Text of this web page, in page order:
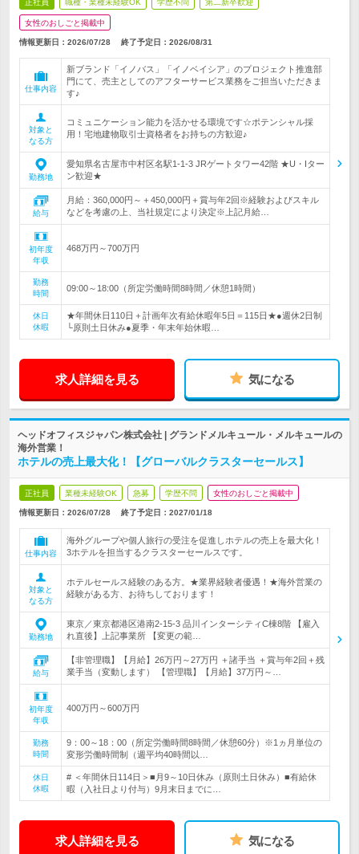
正社員 職種・業種未経験OK 学歴不問 第二新卒歓迎
女性のおしごと掲載中
情報更新日：2026/07/28 終了予定日： 2026/08/31
仕事内容
新ブランド「イノバス」「イノベイシア」のプロジェクト推進部
門にて、売主としてのアフターサービス業務をご担当いただきま
す♪
対象と
なる方
コミュニケーション能力を活かせる環境です☆ポテンシャル採
用！宅地建物取引士資格者をお持ちの方歓迎♪
勤務地
愛知県名古屋市中村区名駅1-1-3 JRゲートタワー42階 ★U・Iター
ン歓迎★
給与
月給：360,000円～＋450,000円＋賞与年2回※経験およびスキル
などを考慮の上、当社規定により決定※上記月給…
初年度
年収
468万円～700万円
勤務
時間
09:00～18:00（所定労働時間8時間／休憩1時間）
休日
休暇
★年間休日110日＋計画年次有給休暇年5日＝115日★●週休2日制
└原則土日休み●夏季・年末年始休暇…
求人詳細を見る 気になる
ヘッドオフィスジャパン株式会社 | グランドメルキュール・メルキュールの
海外営業！
ホテルの売上最大化！【グローバルクラスターセールス】
正社員 業種未経験OK 急募 学歴不問 女性のおしごと掲載中
情報更新日：2026/07/28 終了予定日： 2027/01/18
仕事内容
海外グループや個人旅行の受注を促進しホテルの売上を最大化！
3ホテルを担当するクラスターセールスです。
対象と
なる方
ホテルセールス経験のある方。★業界経験者優遇！★海外営業の
経験がある方、お待ちしております！
勤務地
東京／東京都港区港南2-15-3 品川インターシティC棟8階 【雇入
れ直後】上記事業所 【変更の範…
給与
【非管理職】【月給】26万円～27万円 ＋諸手当 ＋賞与年2回＋残
業手当（変動します） 【管理職】【月給】37万円～…
初年度
年収
400万円～600万円
勤務
時間
9：00～18：00（所定労働時間8時間／休憩60分）※1ヵ月単位の
変形労働時間制（週平均40時間以…
休日
休暇
# ＜年間休日114日＞■月9～10日休み（原則土日休み）■有給休
暇（入社日より付与）9月末日までに…
求人詳細を見る 気になる